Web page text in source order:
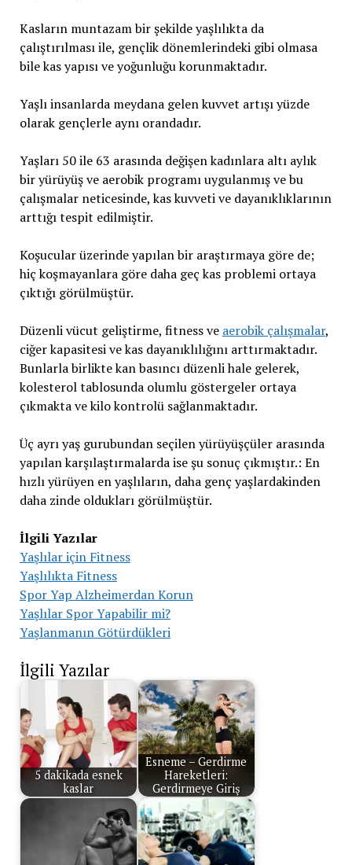
Kasların muntazam bir şekilde yaşlılıkta da
çalıştırılması ile, gençlik dönemlerindeki gibi olmasa
bile kas yapısı ve yoğunluğu korunmaktadır.
Yaşlı insanlarda meydana gelen kuvvet artışı yüzde
olarak gençlerle aynı orandadır.
Yaşları 50 ile 63 arasında değişen kadınlara altı aylık
bir yürüyüş ve aerobik programı uygulanmış ve bu
çalışmalar neticesinde, kas kuvveti ve dayanıklıklarının
arttığı tespit edilmiştir.
Koşucular üzerinde yapılan bir araştırmaya göre de;
hiç koşmayanlara göre daha geç kas problemi ortaya
çıktığı görülmüştür.
Düzenli vücut geliştirme, fitness ve aerobik çalışmalar,
ciğer kapasitesi ve kas dayanıklılığını arttırmaktadır.
Bunlarla birlikte kan basıncı düzenli hale gelerek,
kolesterol tablosunda olumlu göstergeler ortaya
çıkmakta ve kilo kontrolü sağlanmaktadır.
Üç ayrı yaş gurubundan seçilen yürüyüşçüler arasında
yapılan karşılaştırmalarda ise şu sonuç çıkmıştır.: En
hızlı yürüyen en yaşlıların, daha genç yaşlardakinden
daha zinde oldukları görülmüştür.
İlgili Yazılar
Yaşlılar için Fitness
Yaşlılıkta Fitness
Spor Yap Alzheimerdan Korun
Yaşlılar Spor Yapabilir mi?
Yaşlanmanın Götürdükleri
İlgili Yazılar
5 dakikada esnek
kaslar
Esneme – Gerdirme
Hareketleri:
Gerdirmeye Giriş